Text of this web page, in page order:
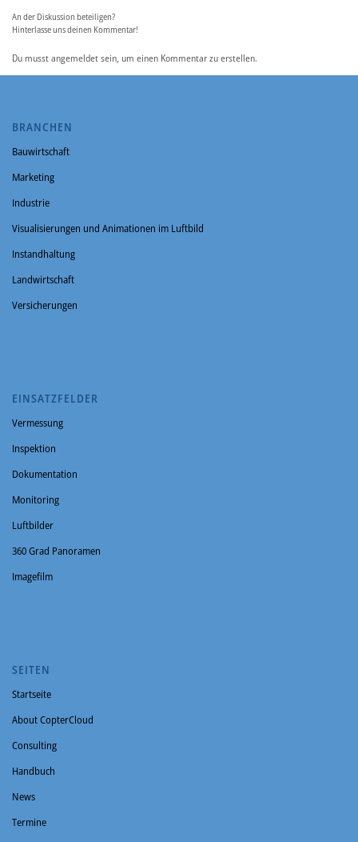
An der Diskussion beteiligen?
Hinterlasse uns deinen Kommentar!
Du musst angemeldet sein, um einen Kommentar zu erstellen.
BRANCHEN
Bauwirtschaft
Marketing
Industrie
Visualisierungen und Animationen im Luftbild
Instandhaltung
Landwirtschaft
Versicherungen
EINSATZFELDER
Vermessung
Inspektion
Dokumentation
Monitoring
Luftbilder
360 Grad Panoramen
Imagefilm
SEITEN
Startseite
About CopterCloud
Consulting
Handbuch
News
Termine